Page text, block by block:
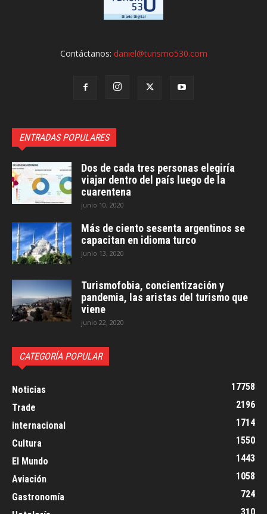
Contáctanos: daniel@turismo530.com
ENTRADAS POPULARES
Dos de cada tres personas elegiría
viajar dentro del país luego de la
cuarentena
junio 10, 2020
Más de ciento sesenta argentinos se
capacitan en idioma turco
junio 13, 2020
Turismofobia, concientización y
pandemia, las aristas del turismo que
viene
junio 22, 2020
CATEGORÍA POPULAR
Noticias
17758
Trade
2196
internacional
1714
Cultura
1550
El Mundo
1443
Aviación
1058
Gastronomía
724